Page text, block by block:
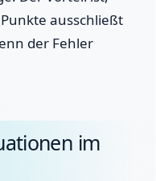
ausschließt
der Fehler
im